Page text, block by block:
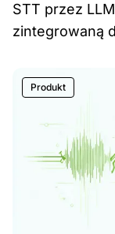
STT przez
zintegrowaną
Produkt